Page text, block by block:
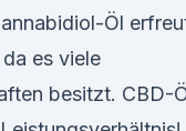
Öl
es viele
besitzt. CBD-